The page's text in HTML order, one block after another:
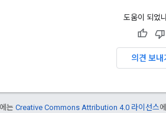
도움이 되었
의견 보내
는 Creative Commons Attribution 4.0 라이선스